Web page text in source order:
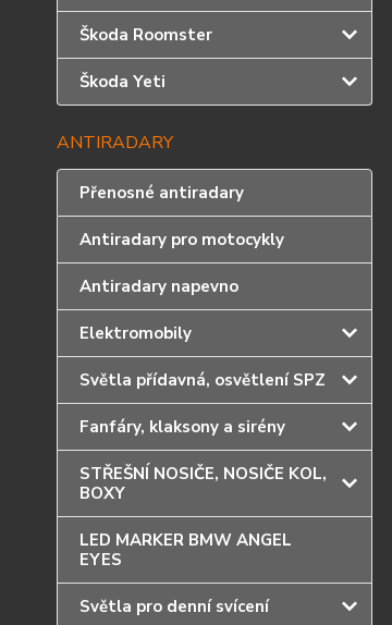
Škoda Roomster
Škoda Yeti
ANTIRADARY
Přenosné antiradary
Antiradary pro motocykly
Antiradary napevno
Elektromobily
Světla přídavná, osvětlení SPZ
Fanfáry, klaksony a sirény
STŘEŠNÍ NOSIČE, NOSIČE KOL,
BOXY
LED MARKER BMW ANGEL
EYES
Světla pro denní svícení